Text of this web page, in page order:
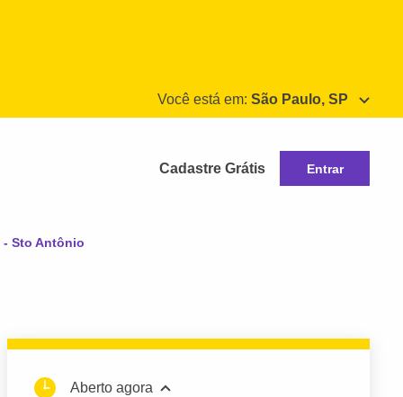
Você está em: São Paulo, SP
Cadastre Grátis Entrar
Sto Antônio
Aberto agora